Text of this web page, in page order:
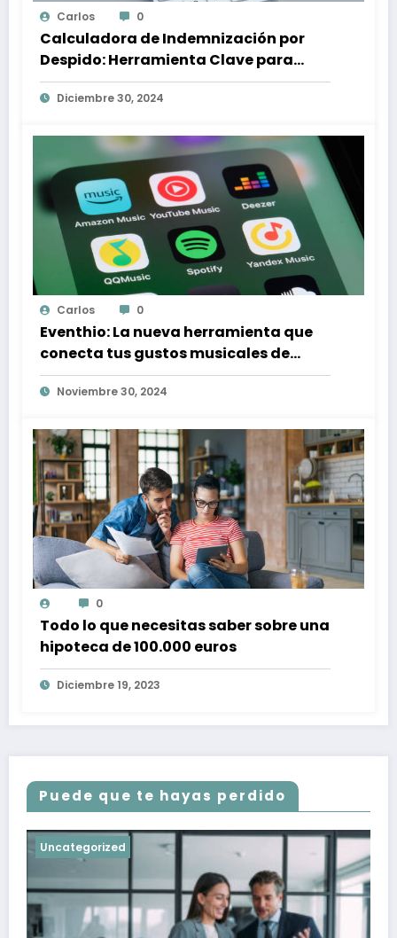
Carlos 0
Calculadora de Indemnización por
Despido: Herramienta Clave para
Proteger tus Derechos Laborales
Diciembre 30, 2024
Carlos 0
Eventhio: La nueva herramienta que
conecta tus gustos musicales de
Spotify con conciertos en tu zona
Noviembre 30, 2024
0
Todo lo que necesitas saber sobre una
hipoteca de 100.000 euros
Diciembre 19, 2023
Puede que te hayas perdido
Uncategorized